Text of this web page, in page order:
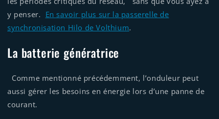
y penser. En savoir plus sur la passerelle de
synchronisation Hilo de Volthium.
La batterie génératrice
Comme mentionné précédemment, l’onduleur peut
aussi gérer les besoins en énergie lors d’une panne de
courant.